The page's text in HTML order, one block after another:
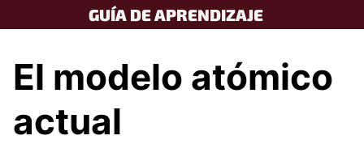
to
GUÍA DE APRENDIZAJE
El modelo atómico
actual